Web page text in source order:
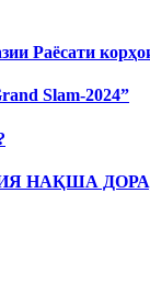
Раёсати
Slam-2024”
НАҚША